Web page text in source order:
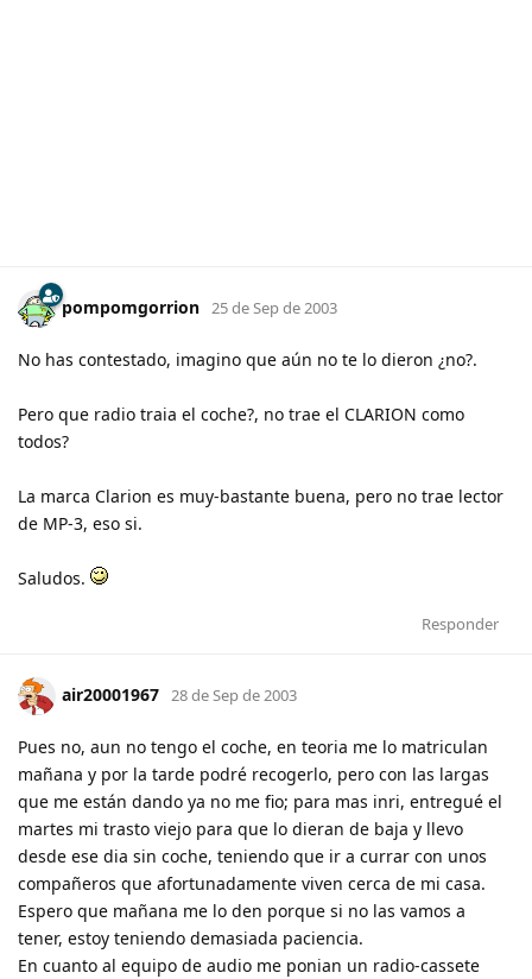
pompomgorrion 25 de Sep de 2003
No has contestado, imagino que aún no te lo dieron ¿no?.
Pero que radio traia el coche?, no trae el CLARION como
todos?
La marca Clarion es muy-bastante buena, pero no trae lector
de MP-3, eso si.
Saludos.
Responder
air20001967 28 de Sep de 2003
Pues no, aun no tengo el coche, en teoria me lo matriculan
mañana y por la tarde podré recogerlo, pero con las largas
que me están dando ya no me fio; para mas inri, entregué el
martes mi trasto viejo para que lo dieran de baja y llevo
desde ese dia sin coche, teniendo que ir a currar con unos
compañeros que afortunadamente viven cerca de mi casa.
Espero que mañana me lo den porque si no las vamos a
tener, estoy teniendo demasiada paciencia.
En cuanto al equipo de audio me ponian un radio-cassete